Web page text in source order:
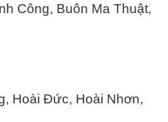
Công, Buôn Ma Thuật,
Hoài Đức, Hoài Nhơn,